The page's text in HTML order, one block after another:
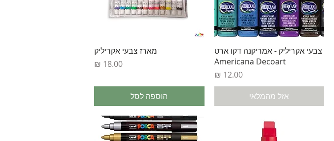
תצוגה מהירה
צבעי אקריליק - אמריקנה דקו ארט
Americana Decoart
מחיר‏12.00 ‏₪
אזל מהמלאי
תצוגה מהירה
מארז צבעי אקריליק
מחיר
הוספה לסל